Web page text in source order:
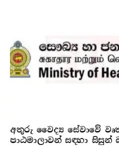
අතුරු වෛද්‍ය සේවාවේ
පාඨමාලාවන් සඳහා සිසුන්